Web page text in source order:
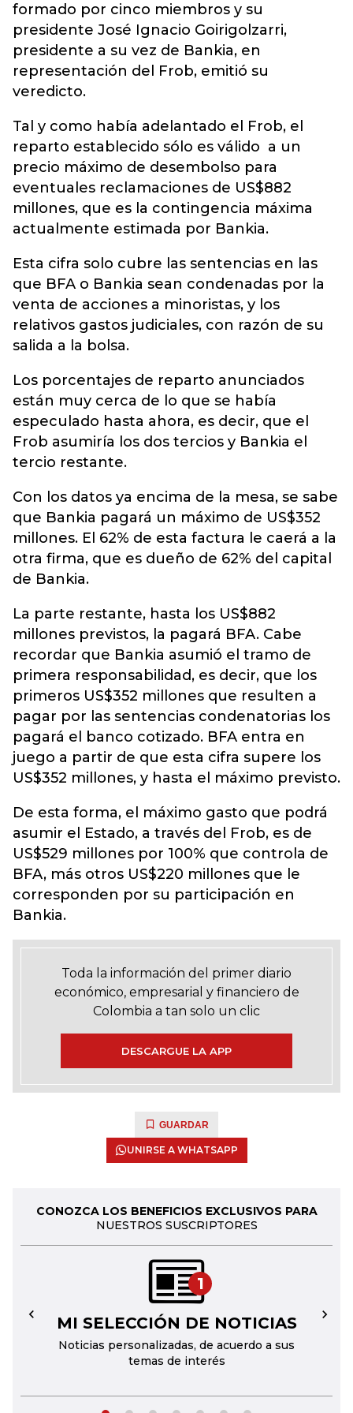
formado por cinco miembros y su
presidente José Ignacio Goirigolzarri,
presidente a su vez de Bankia, en
representación del Frob, emitió su
veredicto.
Tal y como había adelantado el Frob, el
reparto establecido sólo es válido a un
precio máximo de desembolso para
eventuales reclamaciones de US$882
millones, que es la contingencia máxima
actualmente estimada por Bankia.
Esta cifra solo cubre las sentencias en las
que BFA o Bankia sean condenadas por la
venta de acciones a minoristas, y los
relativos gastos judiciales, con razón de su
salida a la bolsa.
Los porcentajes de reparto anunciados
están muy cerca de lo que se había
especulado hasta ahora, es decir, que el
Frob asumiría los dos tercios y Bankia el
tercio restante.
Con los datos ya encima de la mesa, se sabe
que Bankia pagará un máximo de US$352
millones. El 62% de esta factura le caerá a la
otra firma, que es dueño de 62% del capital
de Bankia.
La parte restante, hasta los US$882
millones previstos, la pagará BFA. Cabe
recordar que Bankia asumió el tramo de
primera responsabilidad, es decir, que los
primeros US$352 millones que resulten a
pagar por las sentencias condenatorias los
pagará el banco cotizado. BFA entra en
juego a partir de que esta cifra supere los
US$352 millones, y hasta el máximo previsto.
De esta forma, el máximo gasto que podrá
asumir el Estado, a través del Frob, es de
US$529 millones por 100% que controla de
BFA, más otros US$220 millones que le
corresponden por su participación en
Bankia.
Toda la información del primer diario
económico, empresarial y financiero de
Colombia a tan solo un clic
DESCARGUE LA APP
GUARDAR
UNIRSE A WHATSAPP
CONOZCA LOS BENEFICIOS EXCLUSIVOS PARA
NUESTROS SUSCRIPTORES
1
MI SELECCIÓN DE NOTICIAS
Noticias personalizadas, de acuerdo a sus
temas de interés
← →